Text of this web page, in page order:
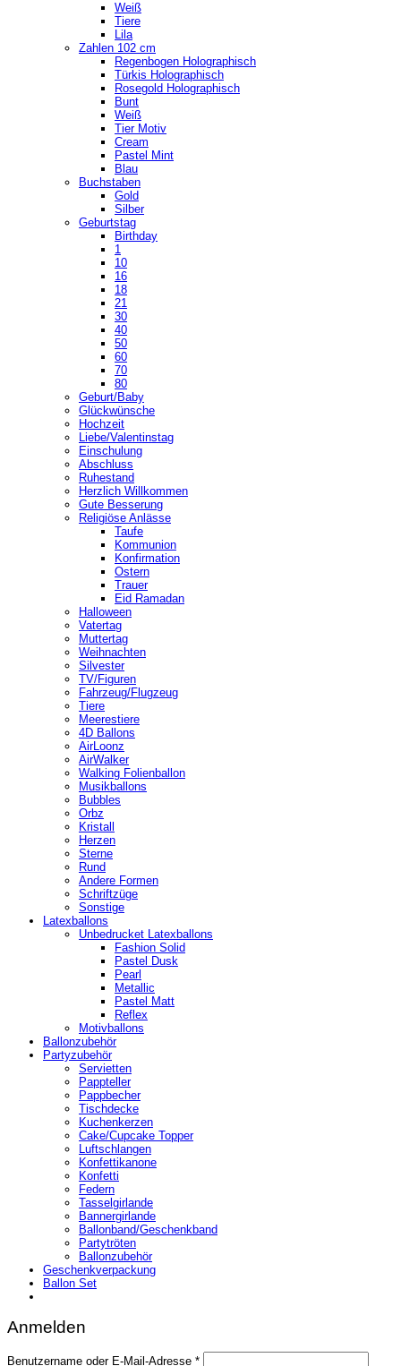
Weiß
Tiere
Lila
Zahlen 102 cm
Regenbogen Holographisch
Türkis Holographisch
Rosegold Holographisch
Bunt
Weiß
Tier Motiv
Cream
Pastel Mint
Blau
Buchstaben
Gold
Silber
Geburtstag
Birthday
1
10
16
18
21
30
40
50
60
70
80
Geburt/Baby
Glückwünsche
Hochzeit
Liebe/Valentinstag
Einschulung
Abschluss
Ruhestand
Herzlich Willkommen
Gute Besserung
Religiöse Anlässe
Taufe
Kommunion
Konfirmation
Ostern
Trauer
Eid Ramadan
Halloween
Vatertag
Muttertag
Weihnachten
Silvester
TV/Figuren
Fahrzeug/Flugzeug
Tiere
Meerestiere
4D Ballons
AirLoonz
AirWalker
Walking Folienballon
Musikballons
Bubbles
Orbz
Kristall
Herzen
Sterne
Rund
Andere Formen
Schriftzüge
Sonstige
Latexballons
Unbedrucket Latexballons
Fashion Solid
Pastel Dusk
Pearl
Metallic
Pastel Matt
Reflex
Motivballons
Ballonzubehör
Partyzubehör
Servietten
Pappteller
Pappbecher
Tischdecke
Kuchenkerzen
Cake/Cupcake Topper
Luftschlangen
Konfettikanone
Konfetti
Federn
Tasselgirlande
Bannergirlande
Ballonband/Geschenkband
Partytröten
Ballonzubehör
Geschenkverpackung
Ballon Set
Anmelden
Benutzername oder E-Mail-Adresse *Erforderlich